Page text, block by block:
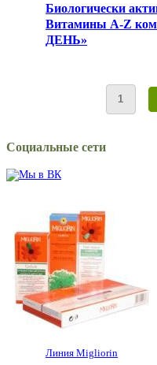
Биологически
Витамины A-Z
ДЕНЬ»
Социальные сети
Линия Migliorin